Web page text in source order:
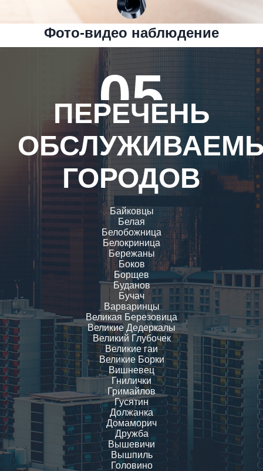
Фото-видео наблюдение
05
ПЕРЕЧЕНЬ
ГОРОДОВ
Байковцы
Белая
Белобожница
Белокриница
Бережаны
Боков
Борщев
Буданов
Бучач
Варваринцы
Великая Березовица
Великие Дедеркалы
Великий Глубочек
Великие гаи
Великие Борки
Вишневец
Гнилички
Гримайлов
Гусятин
Должанка
Домаморич
Дружба
Вышевичи
Вышпиль
Головино